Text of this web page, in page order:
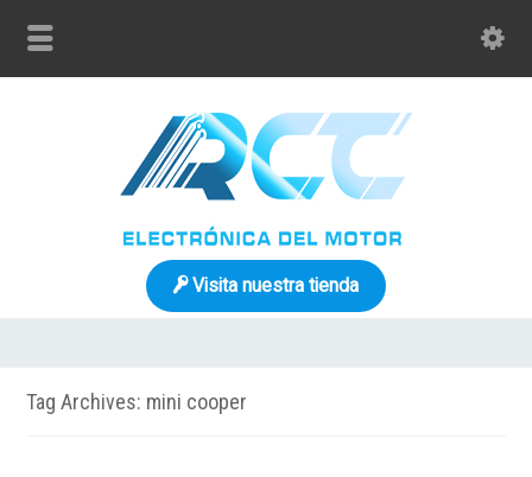
Visita nuestra tienda
Tag Archives: mini cooper